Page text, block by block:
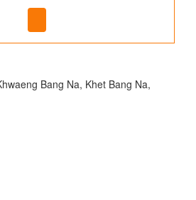
Bang Na, Khet Bang Na,